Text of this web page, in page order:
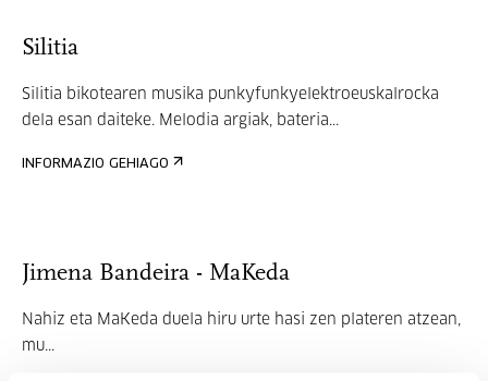
Silitia
Silitia bikotearen musika punkyfunkyelektroeuskalrocka
dela esan daiteke. Melodia argiak, bateria...
INFORMAZIO GEHIAGO
Jimena Bandeira - MaKeda
Nahiz eta MaKeda duela hiru urte hasi zen plateren atzean,
mu...